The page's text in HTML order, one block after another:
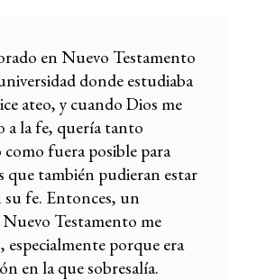
en Nuevo Testamento
donde estudiaba
ateo, y cuando Dios me
a la fe, quería tanto
fuera posible para
que también pudieran estar
fe. Entonces, un
Testamento me
especialmente porque era
en la que sobresalía.